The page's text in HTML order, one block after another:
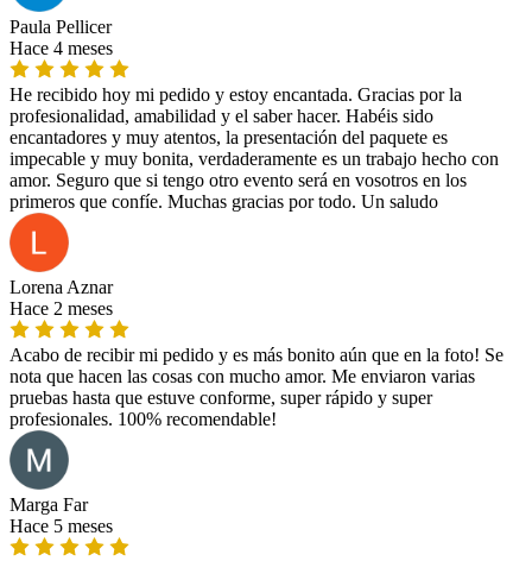
Paula Pellicer
Hace 4 meses
He recibido hoy mi pedido y estoy encantada. Gracias por la
profesionalidad, amabilidad y el saber hacer. Habéis sido
encantadores y muy atentos, la presentación del paquete es
impecable y muy bonita, verdaderamente es un trabajo hecho con
amor. Seguro que si tengo otro evento será en vosotros en los
primeros que confíe. Muchas gracias por todo. Un saludo
Lorena Aznar
Hace 2 meses
Acabo de recibir mi pedido y es más bonito aún que en la foto! Se
nota que hacen las cosas con mucho amor. Me enviaron varias
pruebas hasta que estuve conforme, super rápido y super
profesionales. 100% recomendable!
Marga Far
Hace 5 meses